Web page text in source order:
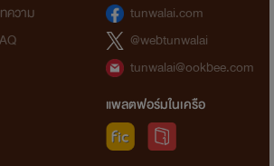
อย่างช้าๆ ท่วงท่าของเขามันเซ็กซี่เร้าใจเหลือเ
ร้อนแรงของเขาทำให้เธอรู้สึกเงอะงะ เขินอาย
ประหม่าที่จะสัมผัสแตะต้องคริสเตียนที่เกือบ
ประมวลผลคำคำนี้อย่างรวดเร็วทันใจ! มันยังส
เหตุการณ์ล่วงหน้าให้เธอแบบคร่าวๆ ด้วยว่า ห
จากการทำตัวให้เปลือยเปล่า คริสเตียนจะทำให้
ความ
tunwalai.com
@webtunwalai
tunwalai@ookbee.com
แพลตฟอร์มในเครือ